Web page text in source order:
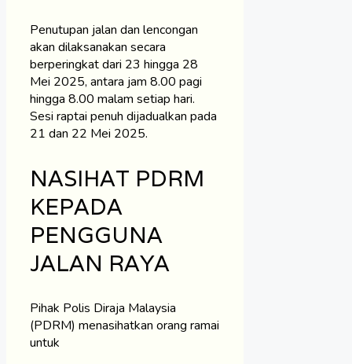
Penutupan jalan dan lencongan
akan dilaksanakan secara
berperingkat dari 23 hingga 28
Mei 2025, antara jam 8.00 pagi
hingga 8.00 malam setiap hari.
Sesi raptai penuh dijadualkan pada
21 dan 22 Mei 2025.
NASIHAT PDRM
KEPADA
PENGGUNA
JALAN RAYA
Pihak Polis Diraja Malaysia
(PDRM) menasihatkan orang ramai
untuk